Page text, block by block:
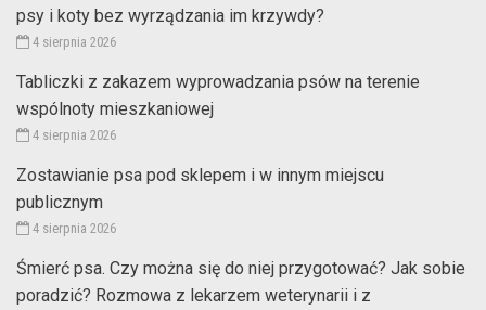
psy i koty bez wyrządzania im krzywdy?
4 sierpnia 2026
Tabliczki z zakazem wyprowadzania psów na terenie
wspólnoty mieszkaniowej
4 sierpnia 2026
Zostawianie psa pod sklepem i w innym miejscu
publicznym
4 sierpnia 2026
Śmierć psa. Czy można się do niej przygotować? Jak sobie
poradzić? Rozmowa z lekarzem weterynarii i z